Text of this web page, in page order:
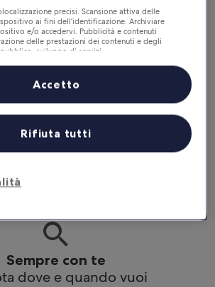
la nostra app
su una selezione di hotel
Sempre con te
dove e quando vuoi
precisi. Scansione attiva delle
ai fini dell’identificazione. Archiviare
e/o accedervi. Pubblicità e contenuti
delle prestazioni dei contenuti e degli
sviluppo di servizi.
(fornitori)
Rifiuta tutti
Accetto